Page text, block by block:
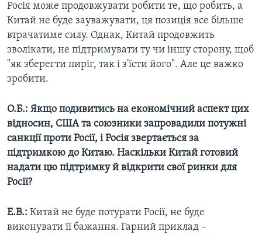
Росія може продовжувати робити те, що робить, а
Китай не буде зауважувати, ця позиція все більше
втрачатиме силу. Однак, Китай продовжить
зволікати, не підтримувати ту чи іншу сторону, щоб
"як зберегти пиріг, так і з'їсти його". Але це важко
зробити.
О.Б.: Якщо подивитись на економічний аспект цих
відносин, США та союзники запровадили потужні
санкції проти Росії, і Росія звертається за
підтримкою до Китаю. Наскільки Китай готовий
надати цю підтримку й відкрити свої ринки для
Росії?
Е.В.: Китай не буде потурати Росії, не буде
виконувати її бажання. Гарний приклад –